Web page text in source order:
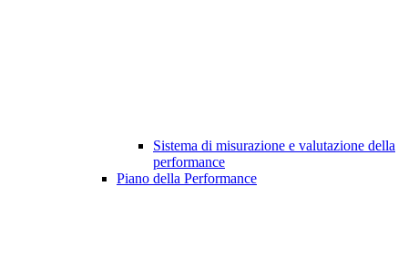
Sistema di misurazione e valutazione della
performance
Piano della Performance